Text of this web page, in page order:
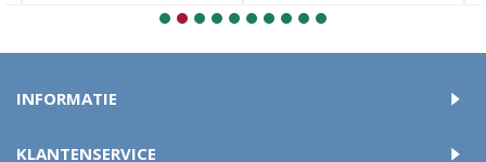
INFORMATIE
KLANTENSERVICE